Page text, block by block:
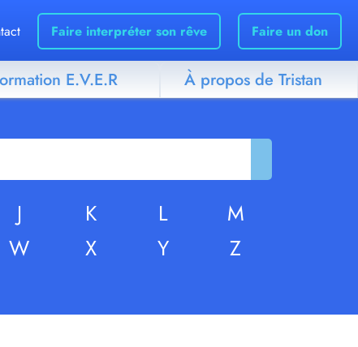
Faire interpréter son rêve Faire un don
E.V.E.R À propos de Tristan
J K L
M
W X Y Z